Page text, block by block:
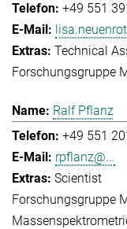
+49 551
Technical
Forschungsgruppe
Ralf Pflanz
+49 551
rpflanz@...
Scientist
Forschungsgruppe